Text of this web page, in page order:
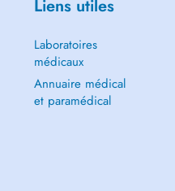
Liens utiles
Laboratoires
médicaux
Annuaire médical
et paramédical